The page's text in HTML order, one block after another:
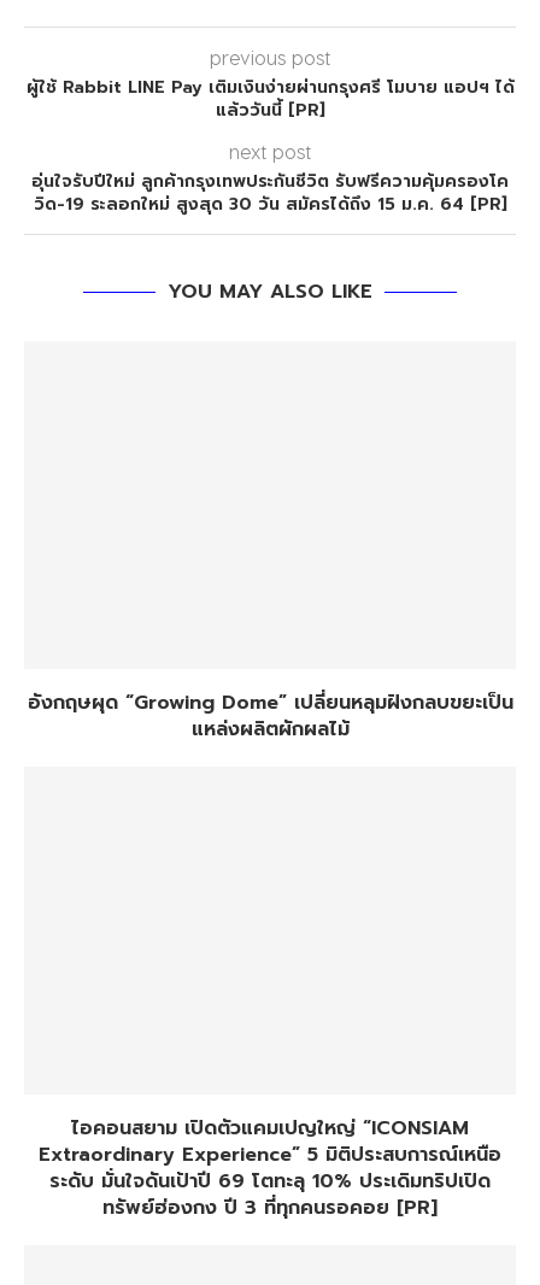
previous post
ผู้ใช้ Rabbit LINE Pay เติมเงินง่ายผ่านกรุงศรี โมบาย แอปฯ ได้
แล้ววันนี้ [PR]
next post
อุ่นใจรับปีใหม่ ลูกค้ากรุงเทพประกันชีวิต รับฟรีความคุ้มครองโค
วิด-19 ระลอกใหม่ สูงสุด 30 วัน สมัครได้ถึง 15 ม.ค. 64 [PR]
YOU MAY ALSO LIKE
อังกฤษผุด “Growing Dome” เปลี่ยนหลุมฝังกลบขยะเป็น
แหล่งผลิตผักผลไม้
ไอคอนสยาม เปิดตัวแคมเปญใหญ่ “ICONSIAM
Extraordinary Experience” 5 มิติประสบการณ์เหนือ
ระดับ มั่นใจดันเป้าปี 69 โตทะลุ 10% ประเดิมทริปเปิด
ทรัพย์ฮ่องกง ปี 3 ที่ทุกคนรอคอย [PR]